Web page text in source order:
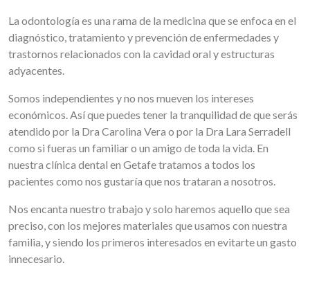
La odontología es una rama de la medicina que se enfoca en el
diagnóstico, tratamiento y prevención de enfermedades y
trastornos relacionados con la cavidad oral y estructuras
adyacentes.
Somos independientes y no nos mueven los intereses
económicos. Así que puedes tener la tranquilidad de que serás
atendido por la Dra Carolina Vera o por la Dra Lara Serradell
como si fueras un familiar o un amigo de toda la vida. En
nuestra clínica dental en Getafe tratamos a todos los
pacientes como nos gustaría que nos trataran a nosotros.
Nos encanta nuestro trabajo y solo haremos aquello que sea
preciso, con los mejores materiales que usamos con nuestra
familia, y siendo los primeros interesados en evitarte un gasto
innecesario.